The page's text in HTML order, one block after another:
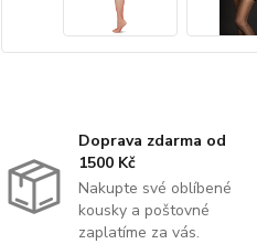
Doprava zdarma od
1500 Kč
Nakupte své oblíbené
kousky a poštovné
zaplatíme za vás.